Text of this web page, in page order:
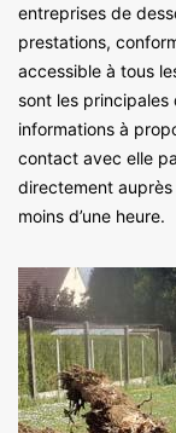
entreprises de
prestations,
accessible à tous
sont les principales
informations à
contact avec elle
directement
moins d’une heure.